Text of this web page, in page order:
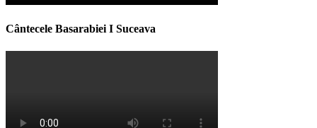
Cântecele Basarabiei I Suceava